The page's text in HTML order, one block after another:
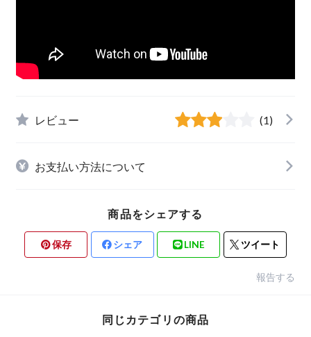
レビュー (1)
お支払い方法について
商品をシェアする
保存 シェア LINE ツイート
報告する
同じカテゴリの商品